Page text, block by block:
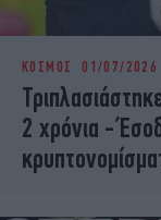
ΚΟΣΜΟΣ 01/07/
2 χρόνια -